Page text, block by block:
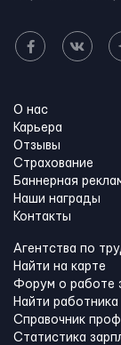
О нас
Карьера
Отзывы
Страхование
Баннерная
Наши награды
Контакты
Агентства по
Найти на карте
Форум о работе
Найти работника
Справочник
Статистика